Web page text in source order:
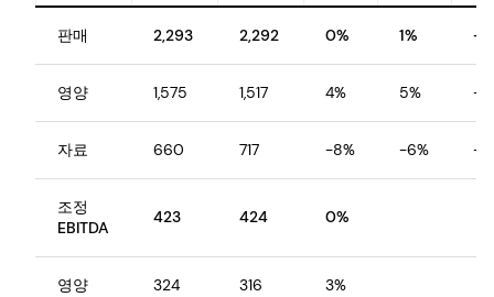
판매 2,293 2,292 0% 1% -
영양 1,575 1,517 4% 5% -
자료 660 717 -8% -6% -
조정
EBITDA
423 424 0%
영양 324 316 3%